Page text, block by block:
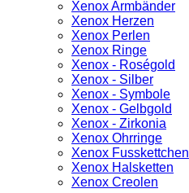
Xenox Armbänder
Xenox Herzen
Xenox Perlen
Xenox Ringe
Xenox - Roségold
Xenox - Silber
Xenox - Symbole
Xenox - Gelbgold
Xenox - Zirkonia
Xenox Ohrringe
Xenox Fusskettchen
Xenox Halsketten
Xenox Creolen